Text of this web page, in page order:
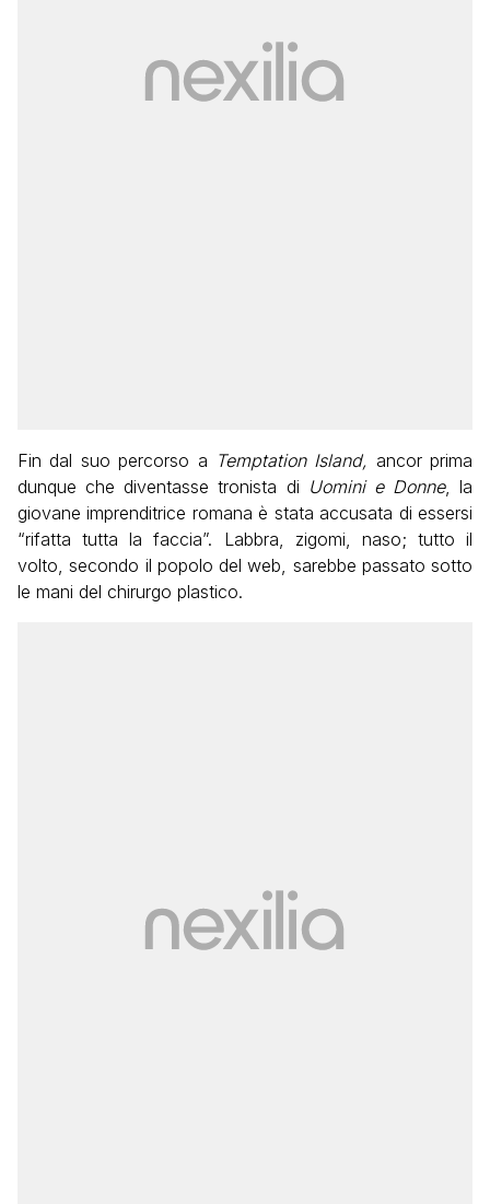
Fin dal suo percorso a Temptation Island, ancor prima
dunque che diventasse tronista di Uomini e Donne, la
giovane imprenditrice romana è stata accusata di essersi
“rifatta tutta la faccia”. Labbra, zigomi, naso; tutto il
volto, secondo il popolo del web, sarebbe passato sotto
le mani del chirurgo plastico.